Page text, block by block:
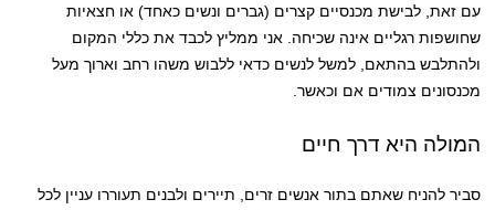
עם זאת, לבישת מכנסיים קצרים (גברים ונשים כאחד) או חצאיות
שחושפות רגליים אינה שכיחה. אני ממליץ לכבד את כללי המקום
ולהתלבש בהתאם, למשל לנשים כדאי ללבוש משהו רחב וארוך מעל
מכנסונים צמודים אם וכאשר.
המולה היא דרך חיים
סביר להניח שאתם בתור אנשים זרים, תיירים ולבנים תעוררו עניין לכל